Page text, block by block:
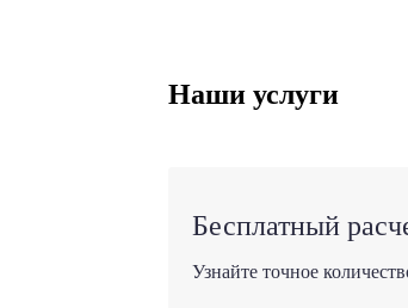
Наши услуги
Бесплатный
Узнайте точное